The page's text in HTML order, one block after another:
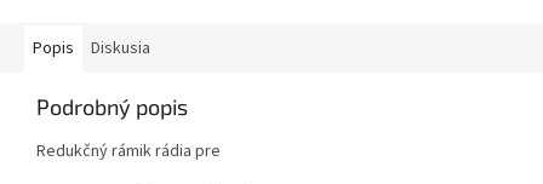
Popis Diskusia
Podrobný popis
Redukčný rámik rádia pre